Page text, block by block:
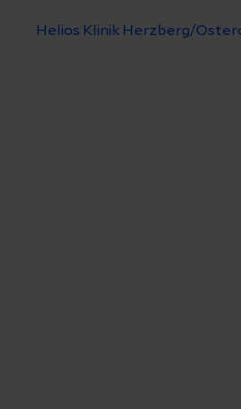
Helios Klinik Herzberg/